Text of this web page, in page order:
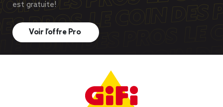
est gratuite!
Voir l’offre Pro